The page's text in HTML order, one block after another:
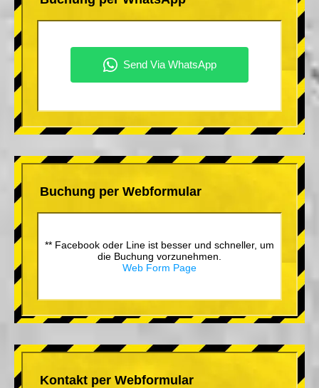
Buchung per Webformular
** Facebook oder Line ist besser und schneller, um
die Buchung vorzunehmen.
Web Form Page
Kontakt per Webformular